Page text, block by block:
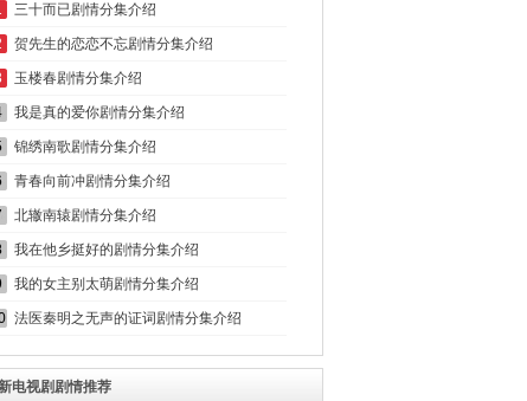
三十而已剧情分集介绍
贺先生的恋恋不忘剧情分集介绍
玉楼春剧情分集介绍
我是真的爱你剧情分集介绍
锦绣南歌剧情分集介绍
青春向前冲剧情分集介绍
北辙南辕剧情分集介绍
我在他乡挺好的剧情分集介绍
我的女主别太萌剧情分集介绍
法医秦明之无声的证词剧情分集介绍
电视剧剧情推荐